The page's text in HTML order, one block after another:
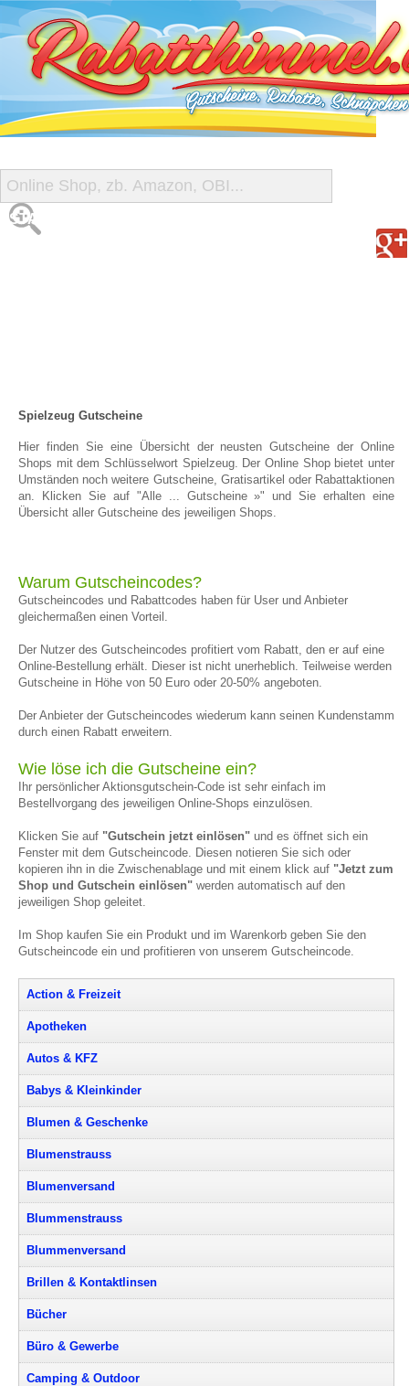
START
Spielzeug Gutscheine
Hier finden Sie eine Übersicht der neusten Gutscheine der Online
Shops mit dem Schlüsselwort Spielzeug. Der Online Shop bietet unter
Umständen noch weitere Gutscheine, Gratisartikel oder Rabattaktionen
an. Klicken Sie auf "Alle ... Gutscheine »" und Sie erhalten eine
Übersicht aller Gutscheine des jeweiligen Shops.
Warum Gutscheincodes?
Gutscheincodes und Rabattcodes haben für User und Anbieter
gleichermaßen einen Vorteil.
Der Nutzer des Gutscheincodes profitiert vom Rabatt, den er auf eine
Online-Bestellung erhält. Dieser ist nicht unerheblich. Teilweise werden
Gutscheine in Höhe von 50 Euro oder 20-50% angeboten.
Der Anbieter der Gutscheincodes wiederum kann seinen Kundenstamm
durch einen Rabatt erweitern.
Wie löse ich die Gutscheine ein?
Ihr persönlicher Aktionsgutschein-Code ist sehr einfach im
Bestellvorgang des jeweiligen Online-Shops einzulösen.
Klicken Sie auf "Gutschein jetzt einlösen" und es öffnet sich ein
Fenster mit dem Gutscheincode. Diesen notieren Sie sich oder
kopieren ihn in die Zwischenablage und mit einem klick auf "Jetzt zum
Shop und Gutschein einlösen" werden automatisch auf den
jeweiligen Shop geleitet.
Im Shop kaufen Sie ein Produkt und im Warenkorb geben Sie den
Gutscheincode ein und profitieren von unserem Gutscheincode.
Action & Freizeit
Apotheken
Autos & KFZ
Babys & Kleinkinder
Blumen & Geschenke
Blumenstrauss
Blumenversand
Blummenstrauss
Blummenversand
Brillen & Kontaktlinsen
Bücher
Büro & Gewerbe
Camping & Outdoor